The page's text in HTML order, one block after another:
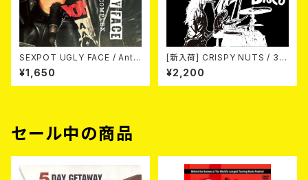
SEXPOT UGLY FACE / Anti
¥1,650
[新入荷] CRISPY NUTS / 30t
h Anniversary Vol.2 (7"EP)
¥2,200
セール中の商品